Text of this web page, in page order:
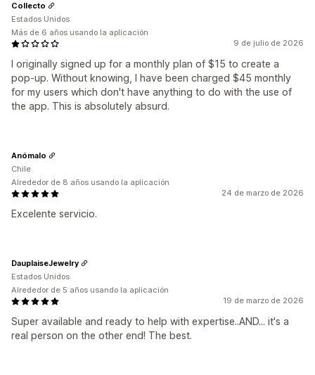
9 de julio de 2026
I originally signed up for a monthly plan of $15 to create a
pop-up. Without knowing, I have been charged $45 monthly
for my users which don't have anything to do with the use of
the app. This is absolutely absurd.
Collecto
Estados Unidos
Más de 6 años usando la aplicación
24 de marzo de 2026
Excelente servicio.
Anómalo
Chile
Alrededor de 8 años usando la aplicación
19 de marzo de 2026
Super available and ready to help with expertise..AND... it's a
real person on the other end! The best.
DauplaiseJewelry
Estados Unidos
Alrededor de 5 años usando la aplicación